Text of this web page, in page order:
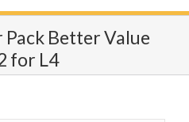
Better Value
for L4